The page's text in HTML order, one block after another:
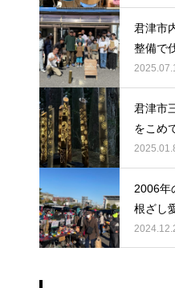
ださい
君津市
整備で
と生ま
君津市
をこめ
の光が
2006年
根ざし
市」が
な節目